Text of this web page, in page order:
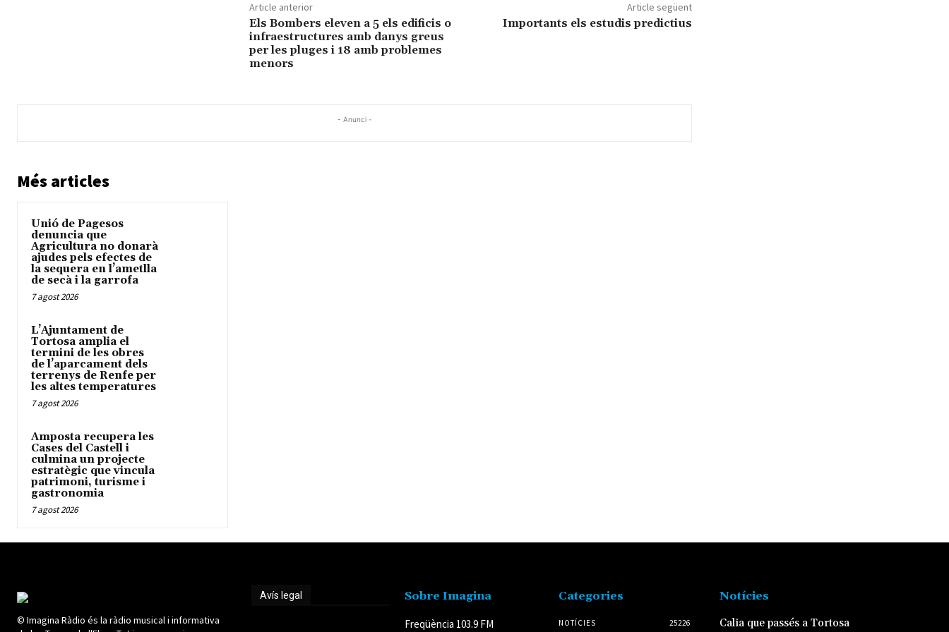
Article anterior
Els Bombers eleven a 5 els edificis o
infraestructures amb danys greus
per les pluges i 18 amb problemes
menors
Article següent
Importants els estudis predictius
- Anunci -
Més articles
Unió de Pagesos
denuncia que
Agricultura no donarà
ajudes pels efectes de
la sequera en l’ametlla
de secà i la garrofa
7 agost 2026
L’Ajuntament de
Tortosa amplia el
termini de les obres
de l’aparcament dels
terrenys de Renfe per
les altes temperatures
7 agost 2026
Amposta recupera les
Cases del Castell i
culmina un projecte
estratègic que vincula
patrimoni, turisme i
gastronomia
7 agost 2026
© Imagina Ràdio és la ràdio musical i informativa
Avís legal Sobre Imagina
Freqüència 103.9 FM
Categories
NOTÍCIES 25226
Notícies
Calia que passés a Tortosa